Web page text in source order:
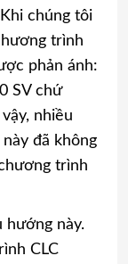
chúng tôi
trình
phản ánh:
SV chứ
nhiều
đã không
trình
hướng này.
CLC